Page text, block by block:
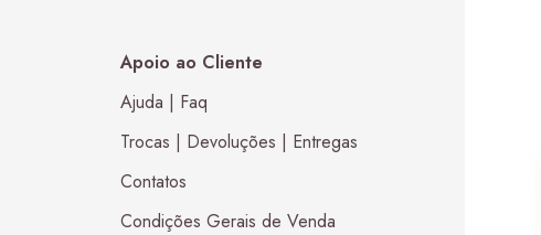
Apoio ao Cliente
Ajuda | Faq
Trocas | Devoluções | Entregas
Contatos
Condições Gerais de Venda